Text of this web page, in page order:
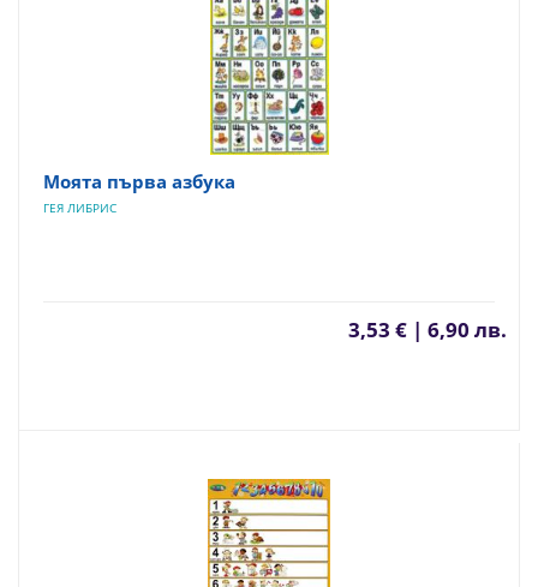
Моята първа азбука
ГЕЯ ЛИБРИС
3,53 € | 6,90 лв.